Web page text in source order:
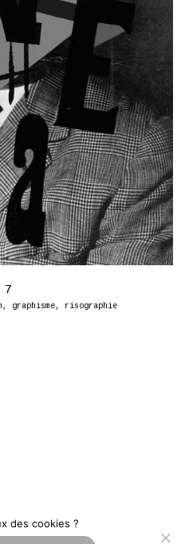
7
, graphisme, risographie
des cookies ?